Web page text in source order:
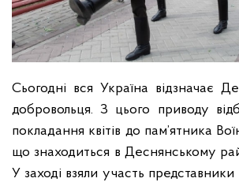
Сьогодні вся Україна відзначає
добровольця. З цього приводу
покладання квітів до пам’ятника
що знаходиться в Деснянському
У заході взяли участь представники